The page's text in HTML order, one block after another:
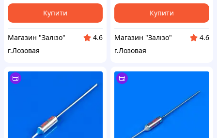
Купити
Магазин "Залізо"
4.6
г.Лозовая
Купити
Магазин "Залізо"
4.6
г.Лозовая